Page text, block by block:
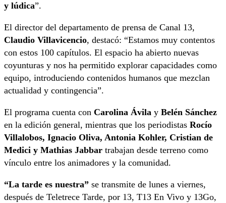
y lúdica”.
El director del departamento de prensa de Canal 13,
Claudio Villavicencio, destacó: “Estamos muy contentos
con estos 100 capítulos. El espacio ha abierto nuevas
coyunturas y nos ha permitido explorar capacidades como
equipo, introduciendo contenidos humanos que mezclan
actualidad y contingencia”.
El programa cuenta con Carolina Ávila y Belén Sánchez
en la edición general, mientras que los periodistas Rocío
Villalobos, Ignacio Oliva, Antonia Kohler, Cristian de
Medici y Mathias Jabbar trabajan desde terreno como
vínculo entre los animadores y la comunidad.
“La tarde es nuestra” se transmite de lunes a viernes,
después de Teletrece Tarde, por 13, T13 En Vivo y 13Go,